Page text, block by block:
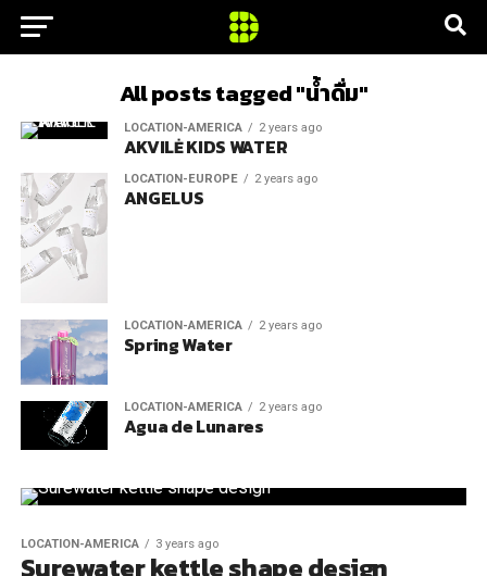
All posts tagged "น้ำดื่ม"
LOCATION-AMERICA 2 years ago
AKVILĖ KIDS WATER
LOCATION-EUROPE 2 years ago
ANGELUS
LOCATION-AMERICA 2 years ago
Spring Water
LOCATION-AMERICA 2 years ago
Agua de Lunares
LOCATION-AMERICA 3 years ago
Surewater kettle shape design